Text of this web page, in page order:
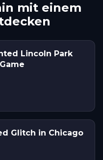
mit einem
Lincoln Park
Glitch in Chicago